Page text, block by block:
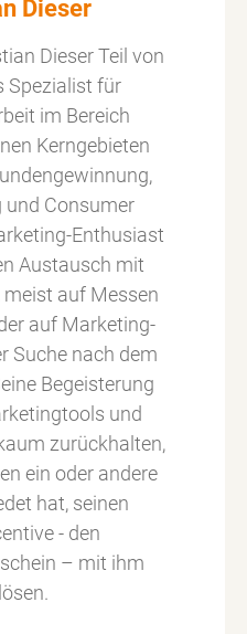
Dieser
Dieser Teil von
Spezialist für
im Bereich
Kerngebieten
und Consumer
Enthusiast
Austausch mit
meist auf Messen
auf Marketing-
Suche nach dem
Begeisterung
und
zurückhalten,
ein oder andere
hat, seinen
- den
– mit ihm